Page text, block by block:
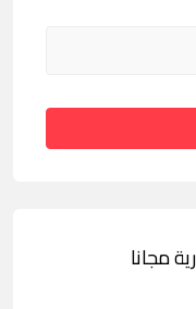
مجانا